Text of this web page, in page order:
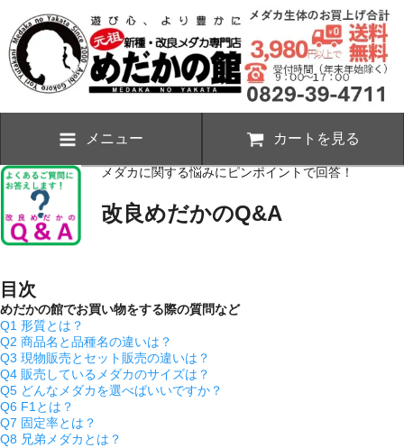
メニュー カートを見る
メダカに関する悩みにピンポイントで回答！
改良めだかのQ&A
目次
めだかの館でお買い物をする際の質問など
Q1 形質とは？
Q2 商品名と品種名の違いは？
Q3 現物販売とセット販売の違いは？
Q4 販売しているメダカのサイズは？
Q5 どんなメダカを選べばいいですか？
Q6 F1とは？
Q7 固定率とは？
Q8 兄弟メダカとは？